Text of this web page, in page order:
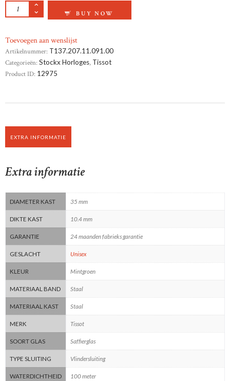
TISSOT PRX POWERMATIC 80 AANTAL
BUY NOW
Toevoegen aan wenslijst
Artikelnummer: T137.207.11.091.00
Categorieën: Stockx Horloges, Tissot
Product ID: 12975
EXTRA INFORMATIE
Extra informatie
DIAMETER KAST 35 mm
DIKTE KAST 10.4 mm
GARANTIE 24 maanden fabrieks garantie
GESLACHT Unisex
KLEUR Mintgroen
MATERIAAL BAND Staal
MATERIAAL KAST Staal
MERK Tissot
SOORT GLAS Saffierglas
TYPE SLUITING Vlindersluiting
WATERDICHTHEID 100 meter